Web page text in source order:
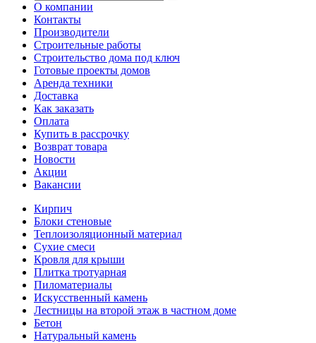
О компании
Контакты
Производители
Строительные работы
Строительство дома под ключ
Готовые проекты домов
Аренда техники
Доставка
Как заказать
Оплата
Купить в рассрочку
Возврат товара
Новости
Акции
Вакансии
Кирпич
Блоки стеновые
Теплоизоляционный материал
Сухие смеси
Кровля для крыши
Плитка тротуарная
Пиломатериалы
Искусственный камень
Лестницы на второй этаж в частном доме
Бетон
Натуральный камень